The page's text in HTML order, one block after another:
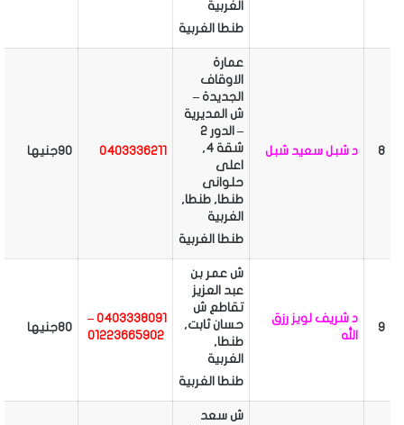
الغربية
طنطا الغربية
8 د شبل سعيد شبل
عمارة
الاوقاف
الجديدة –
ش المديرية
– الدور 2
شقة 4,
اعلى
حلوانى
طنطا, طنطا,
الغربية
طنطا الغربية
0403336211 90جنيها
9
د شريف لويز رزق
الله
ش عمر بن
عبد العزيز
تقاطع ش
حسان ثابت,
طنطا,
الغربية
طنطا الغربية
0403338091 –
80جنيها
ش سعد